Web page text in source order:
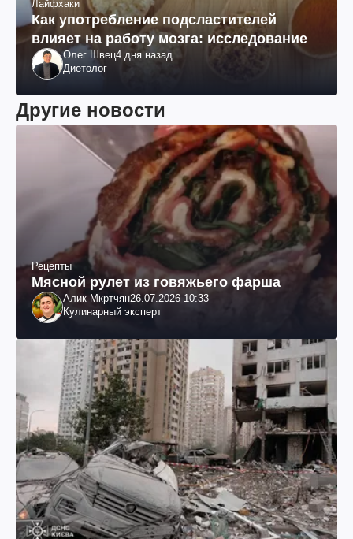
Лайфхаки
Как употребление подсластителей
влияет на работу мозга: исследование
Олег Швец4 дня назад
Диетолог
Другие новости
Рецепты
Мясной рулет из говяжьего фарша
Алик Мкртчян26.07.2026 10:33
Кулинарный эксперт